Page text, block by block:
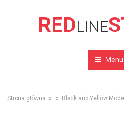
REDLINE
Menu
Strona główna » » Black and Yellow